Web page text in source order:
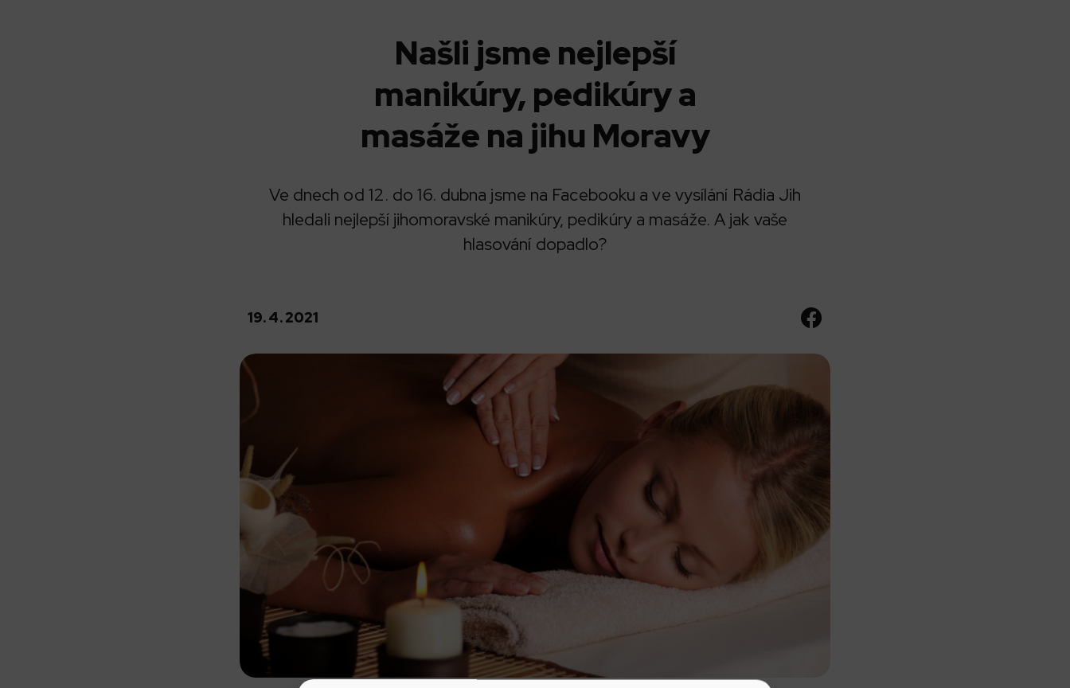
Našli jsme nejlepší
manikúry, pedikúry a
masáže na jihu Moravy
Ve dnech od 12. do 16. dubna jsme na Facebooku a ve vysílání Rádia Jih
hledali nejlepší jihomoravské manikúry, pedikúry a masáže. A jak vaše
hlasování dopadlo?
19. 4. 2021